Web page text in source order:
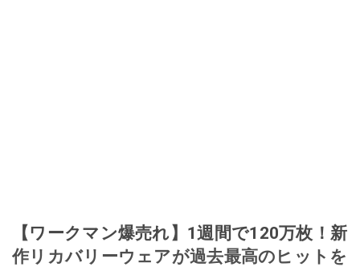
【ワークマン爆売れ】1週間で120万枚！新
作リカバリーウェアが過去最高のヒットを